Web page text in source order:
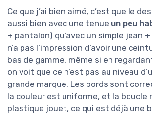
Ce que j’ai bien aimé, c’est que le
aussi bien avec une tenue un peu
+ pantalon) qu’avec un simple jean
n’a pas l’impression d’avoir une
bas de gamme, même si en
on voit que ce n’est pas au niveau
grande marque. Les bords sont
la couleur est uniforme, et la boucle
plastique jouet, ce qui est déjà une